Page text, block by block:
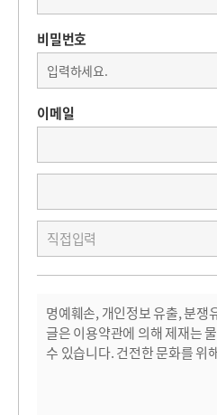
비밀번호
이메일